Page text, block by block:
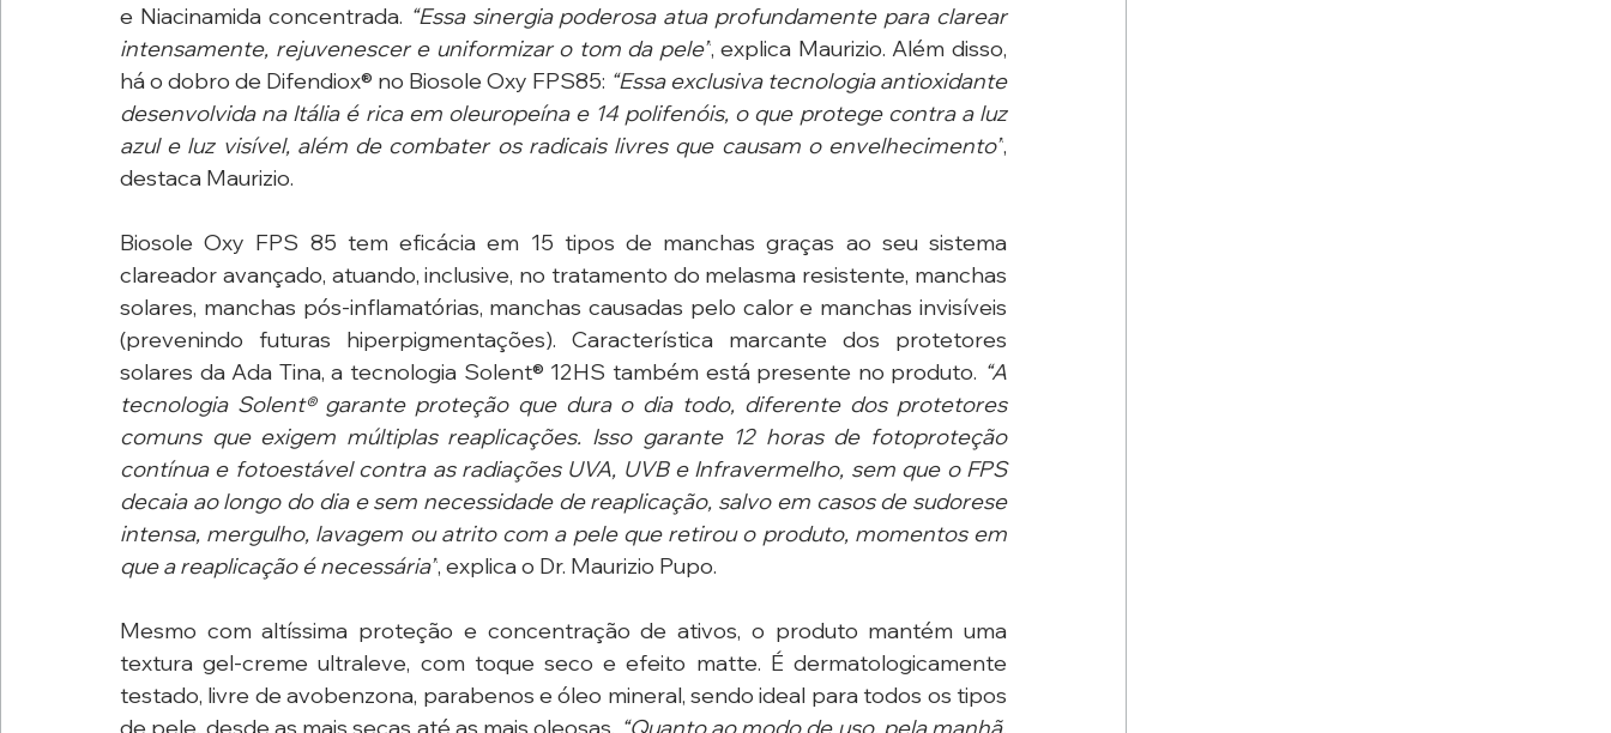
e Niacinamida concentrada. “Essa sinergia poderosa atua profundamente para clarear
intensamente, rejuvenescer e uniformizar o tom da pele”, explica Maurizio. Além disso,
há o dobro de Difendiox® no Biosole Oxy FPS85: “Essa exclusiva tecnologia antioxidante
desenvolvida na Itália é rica em oleuropeína e 14 polifenóis, o que protege contra a luz
azul e luz visível, além de combater os radicais livres que causam o envelhecimento”,
destaca Maurizio.
Biosole Oxy FPS 85 tem eficácia em 15 tipos de manchas graças ao seu sistema
clareador avançado, atuando, inclusive, no tratamento do melasma resistente, manchas
solares, manchas pós-inflamatórias, manchas causadas pelo calor e manchas invisíveis
(prevenindo futuras hiperpigmentações). Característica marcante dos protetores
solares da Ada Tina, a tecnologia Solent® 12HS também está presente no produto. “A
tecnologia Solent® garante proteção que dura o dia todo, diferente dos protetores
comuns que exigem múltiplas reaplicações. Isso garante 12 horas de fotoproteção
contínua e fotoestável contra as radiações UVA, UVB e Infravermelho, sem que o FPS
decaia ao longo do dia e sem necessidade de reaplicação, salvo em casos de sudorese
intensa, mergulho, lavagem ou atrito com a pele que retirou o produto, momentos em
que a reaplicação é necessária”, explica o Dr. Maurizio Pupo.
Mesmo com altíssima proteção e concentração de ativos, o produto mantém uma
textura gel-creme ultraleve, com toque seco e efeito matte. É dermatologicamente
testado, livre de avobenzona, parabenos e óleo mineral, sendo ideal para todos os tipos